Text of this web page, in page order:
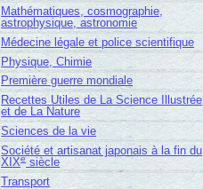
Mathématiques, cosmographie,
astrophysique, astronomie
Médecine légale et police scientifique
Physique, Chimie
Première guerre mondiale
Recettes Utiles de La Science Illustrée
et de La Nature
Sciences de la vie
Société et artisanat japonais à la fin du
XIXe siècle
Transport